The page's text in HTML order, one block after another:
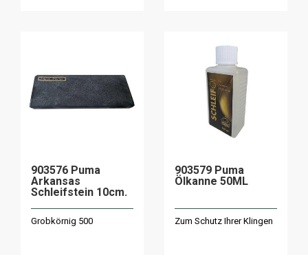
903576 Puma
Arkansas
Schleifstein 10cm.
Grobkörnig 500
903579 Puma
Ölkanne 50ML
Zum Schutz Ihrer Klingen